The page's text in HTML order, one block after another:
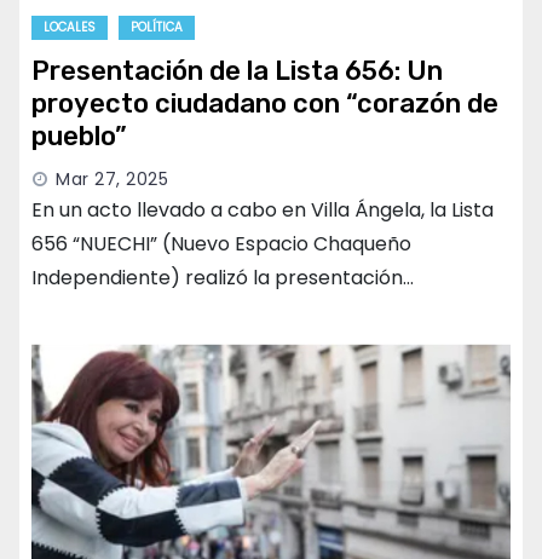
LOCALES POLÍTICA
Presentación de la Lista 656: Un
proyecto ciudadano con “corazón de
pueblo”
Mar 27, 2025
En un acto llevado a cabo en Villa Ángela, la Lista
656 “NUECHI” (Nuevo Espacio Chaqueño
Independiente) realizó la presentación…